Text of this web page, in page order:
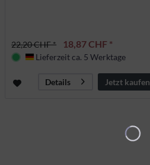
22,20 CHF * 18,87 CHF *
Deutschland
Lieferzeit ca. 5 Werktage
Details Jetzt kaufen